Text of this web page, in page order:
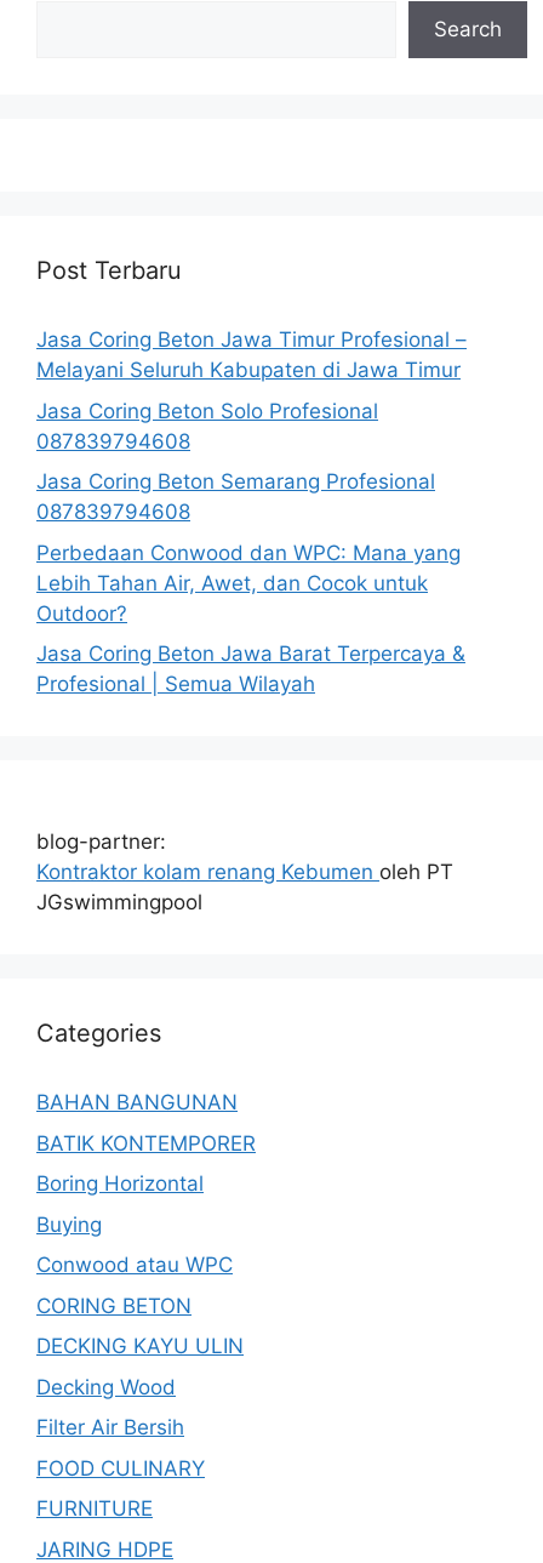
Search
Post Terbaru
Jasa Coring Beton Jawa Timur Profesional –
Melayani Seluruh Kabupaten di Jawa Timur
Jasa Coring Beton Solo Profesional
087839794608
Jasa Coring Beton Semarang Profesional
087839794608
Perbedaan Conwood dan WPC: Mana yang
Lebih Tahan Air, Awet, dan Cocok untuk
Outdoor?
Jasa Coring Beton Jawa Barat Terpercaya &
Profesional | Semua Wilayah
blog-partner:
Kontraktor kolam renang Kebumen oleh PT
JGswimmingpool
Categories
BAHAN BANGUNAN
BATIK KONTEMPORER
Boring Horizontal
Buying
Conwood atau WPC
CORING BETON
DECKING KAYU ULIN
Decking Wood
Filter Air Bersih
FOOD CULINARY
FURNITURE
JARING HDPE